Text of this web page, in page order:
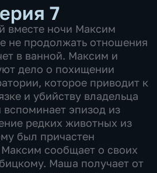
7
вместе ночи Максим
не продолжать отношения
в ванной. Максим и
дело о похищении
которое приводит к
и убийству владельца
эпизод из
редких животных из
был причастен
сообщает о своих
Маша получает от